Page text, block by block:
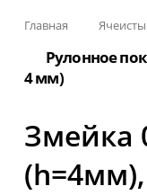
Главная
Рулонное
4 мм)
Змейка